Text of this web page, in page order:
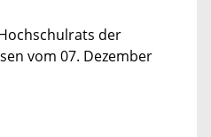
der
vom 07. Dezember